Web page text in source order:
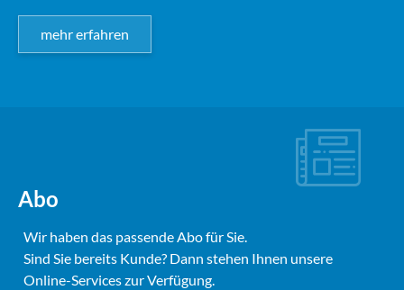
mehr erfahren
Abo
Wir haben das passende Abo für Sie.
Sind Sie bereits Kunde? Dann stehen Ihnen unsere
Online-Services zur Verfügung.